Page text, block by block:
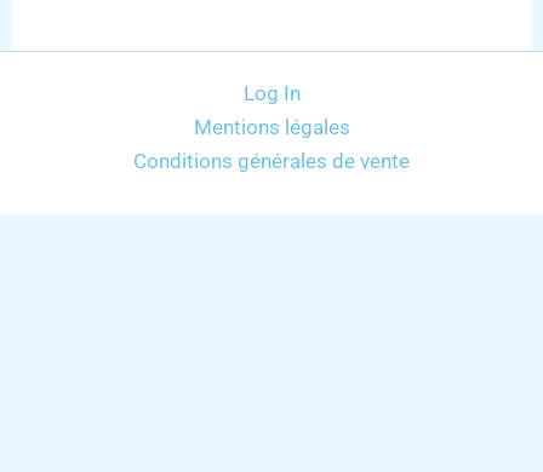
Log In
Mentions légales
Conditions générales de vente